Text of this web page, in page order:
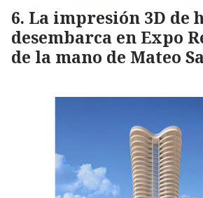
La impresión 3D de
desembarca en Expo
de la mano de Mateo